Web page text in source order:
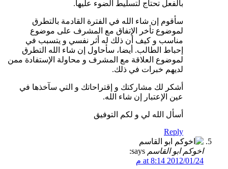
بالفعل تحتاج لتسليط الضوء عليها.
سأقوم إن شاء الله في الفترة القادمة بالتطرق
لموضوع تأخر الإتفاق مع المشرف على موضوع
مناسب و كيف أن ذلك له أثر نفسي و يتسبب في
إحباط الطالب. أيضا، سأحاول إن شاء الله التطرق
لموضوع العلاقة مع المشرف و محاولة الإستفادة ممن
لديهم خبرات في ذلك.
أشكر لك مشاركتك و إقتراحاتك و التي سآخذها في
عين الإعتبار إن شاء الله.
أسأل الله لي و لكم التوفيق
Reply
اخوكم ابو القاسم says:
2012/01/24 at 8:14 م